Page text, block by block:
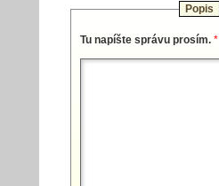
Popis
Tu napíšte správu prosím. *